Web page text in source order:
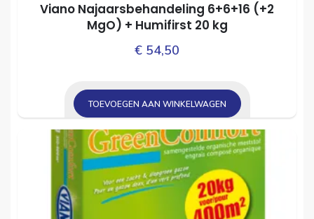
Viano Najaarsbehandeling 6+6+16 (+2
MgO) + Humifirst 20 kg
€ 54,50
TOEVOEGEN AAN WINKELWAGEN